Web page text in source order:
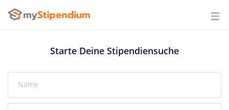
Starte Deine Stipendiensuche
Name